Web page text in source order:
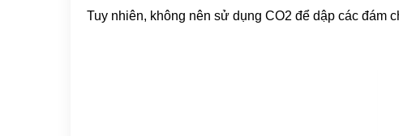
Tuy nhiên, không nên sử dụng CO2 để dập các đám